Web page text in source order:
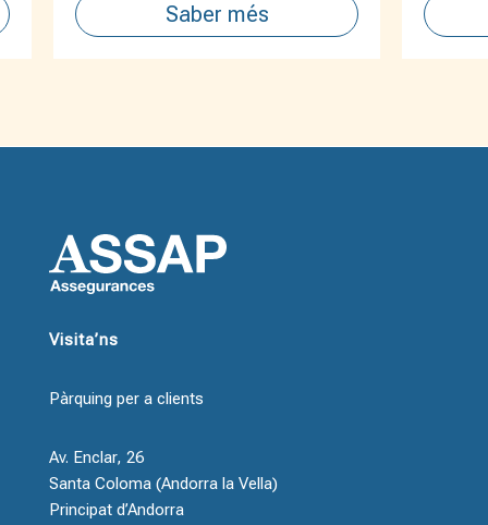
Saber més
Visita’ns
Pàrquing per a clients
Av. Enclar, 26
Santa Coloma (Andorra la Vella)
Principat d’Andorra